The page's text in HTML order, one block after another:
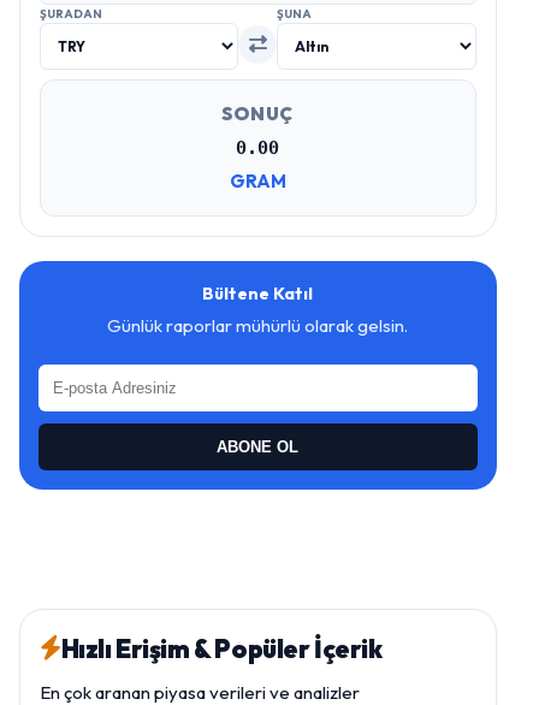
ŞURADAN ŞUNA
SONUÇ
0.00
GRAM
Bültene Katıl
Günlük raporlar mühürlü olarak gelsin.
ABONE OL
Hızlı Erişim & Popüler İçerik
En çok aranan piyasa verileri ve analizler